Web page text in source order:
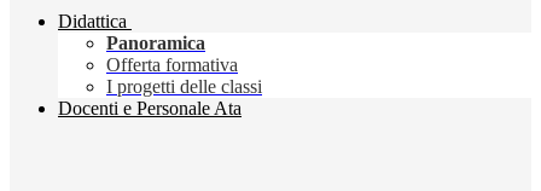
Didattica
Panoramica
Offerta formativa
I progetti delle classi
Docenti e Personale Ata